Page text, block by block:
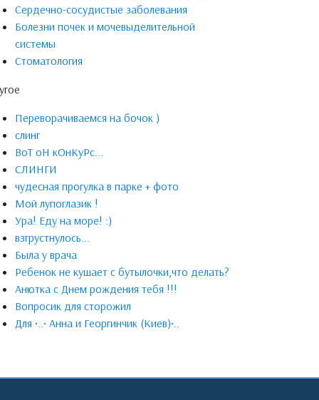
Сердечно-сосудистые заболевания
Болезни почек и мочевыделительной
системы
Стоматология
Переворачиваемся на бочок )
слинг
ВоТ оН кОнКуРс...
СЛИНГИ
чудесная прогулка в парке + фото
Мой лупоглазик !
Ура! Еду на море! :)
взгрустнулось...
Была у врача
Ребенок не кушает с бутылочки,что делать?
Анютка с Днем рождения тебя !!!
Вопросик для сторожил
Для •..• Анна и Георгинчик (Киев)•..